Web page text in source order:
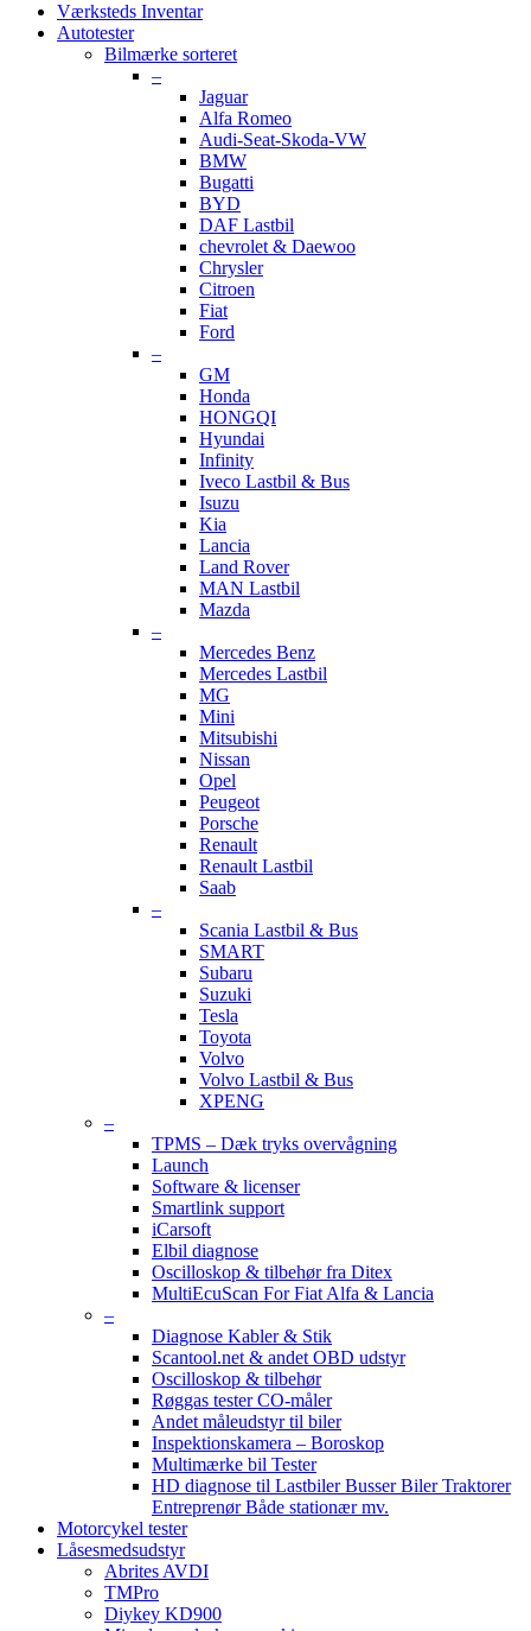
Værksteds Inventar
Autotester
Bilmærke sorteret
–
Jaguar
Alfa Romeo
Audi-Seat-Skoda-VW
BMW
Bugatti
BYD
DAF Lastbil
chevrolet & Daewoo
Chrysler
Citroen
Fiat
Ford
–
GM
Honda
HONGQI
Hyundai
Infinity
Iveco Lastbil & Bus
Isuzu
Kia
Lancia
Land Rover
MAN Lastbil
Mazda
–
Mercedes Benz
Mercedes Lastbil
MG
Mini
Mitsubishi
Nissan
Opel
Peugeot
Porsche
Renault
Renault Lastbil
Saab
–
Scania Lastbil & Bus
SMART
Subaru
Suzuki
Tesla
Toyota
Volvo
Volvo Lastbil & Bus
XPENG
–
TPMS – Dæk tryks overvågning
Launch
Software & licenser
Smartlink support
iCarsoft
Elbil diagnose
Oscilloskop & tilbehør fra Ditex
MultiEcuScan For Fiat Alfa & Lancia
–
Diagnose Kabler & Stik
Scantool.net & andet OBD udstyr
Oscilloskop & tilbehør
Røggas tester CO-måler
Andet måleudstyr til biler
Inspektionskamera – Boroskop
Multimærke bil Tester
HD diagnose til Lastbiler Busser Biler Traktorer
Entreprenør Både stationær mv.
Motorcykel tester
Låsesmedsudstyr
Abrites AVDI
TMPro
Diykey KD900